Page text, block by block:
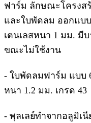
ฟาร์ม ลักษณะโครงส
และใบพัดลม ออกแบ
เตนเลสหนา 1 มม. มี
ขณะไม่ใช้งาน
- ใบพัดลมฟาร์ม แบบ
หนา 1.2 มม. เกรด 43
- พุลเลย์ทำจากอลูมิเ